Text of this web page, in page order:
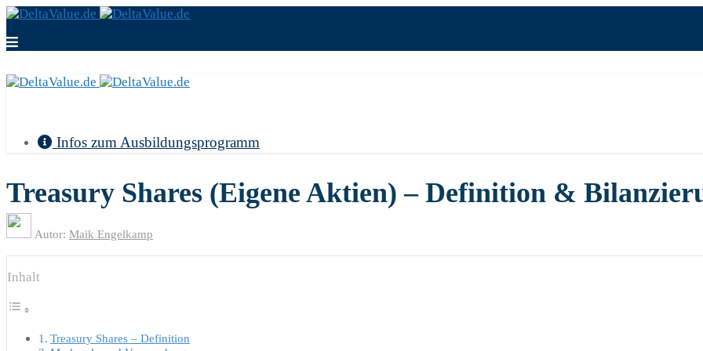
Infos zum Ausbildungsprogramm
Treasury Shares (Eigene Aktien) – Definition &
Autor: Maik Engelkamp
Inhalt
Treasury Shares – Definition